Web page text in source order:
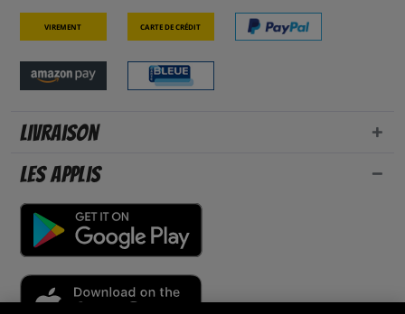
Virement Carte de crédit
Livraison
Les applis